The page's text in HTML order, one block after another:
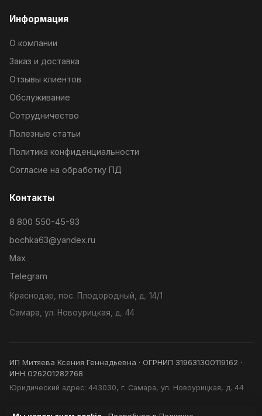
Информация
О компании
Заказ и доставка
Отзывы клиентов
Обслуживание
Сотрудничество
Полезные статьи
Политика конфиденциальности
Согласие на обработку ПД
Контакты
8 800 550-45-93
bochka63@yandex.ru
Max
Telegram
Краснодар, пос. Плодородный, д. 14/1
Самара, ул. Новоурицкая, д. 44
ИП Митяева Ксения Геннадьевна · ОГРНИП 319631300119162 ·
ИНН 026201282768
Юридический адрес: 443030, г. Самара, ул. Новоурицкая, д. 44